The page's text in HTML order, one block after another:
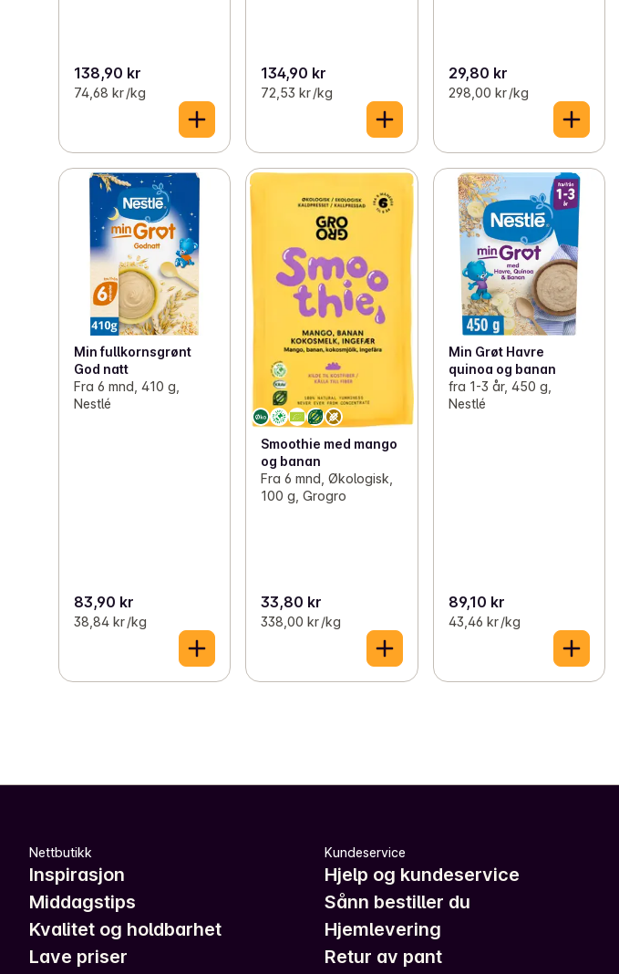
138,90 kr
74,68 kr /kg
134,90 kr
72,53 kr /kg
29,80 kr
298,00 kr /kg
Min fullkornsgrønt
God natt
Fra 6 mnd, 410 g,
Nestlé
83,90 kr
38,84 kr /kg
Smoothie med mango
og banan
Fra 6 mnd, Økologisk,
100 g, Grogro
33,80 kr
338,00 kr /kg
Min Grøt Havre
quinoa og banan
fra 1-3 år, 450 g,
Nestlé
89,10 kr
43,46 kr /kg
Nettbutikk
Inspirasjon
Middagstips
Kvalitet og holdbarhet
Lave priser
Kundeservice
Hjelp og kundeservice
Sånn bestiller du
Hjemlevering
Retur av pant